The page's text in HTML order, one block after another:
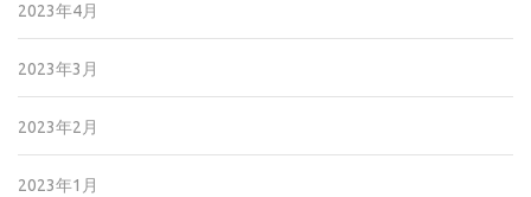
2023年4月
2023年3月
2023年2月
2023年1月